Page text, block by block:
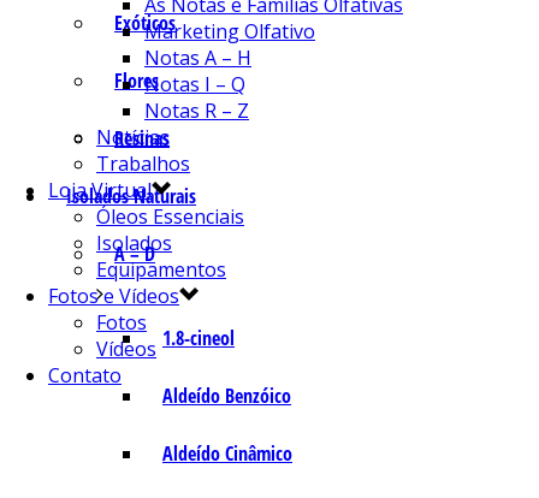
Exóticos
Flores
Resinas
Isolados Naturais
A – D
1.8-cineol
Aldeído Benzóico
Aldeído Cinâmico
Marketing Olfativo
Notas A – H
Notas I – Q
Notas R – Z
Notícias
Trabalhos
Loja Virtual
Óleos Essenciais
Isolados
Equipamentos
Fotos e Vídeos
Fotos
Vídeos
Contato